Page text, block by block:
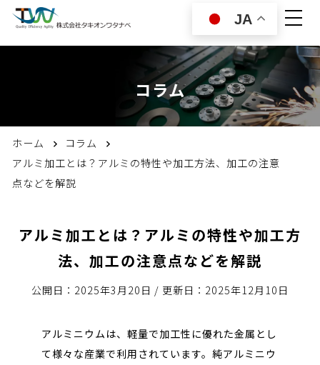
JA
コラム
ホーム
コラム
アルミ加工とは？アルミの特性や加工方法、加工の注意
点などを解説
アルミ加工とは？アルミの特性や加工方
法、加工の注意点などを解説
公開日：2025年3月20日 / 更新日：2025年12月10日
アルミニウムは、軽量で加工性に優れた金属とし
て様々な産業で利用されています。純アルミニウ